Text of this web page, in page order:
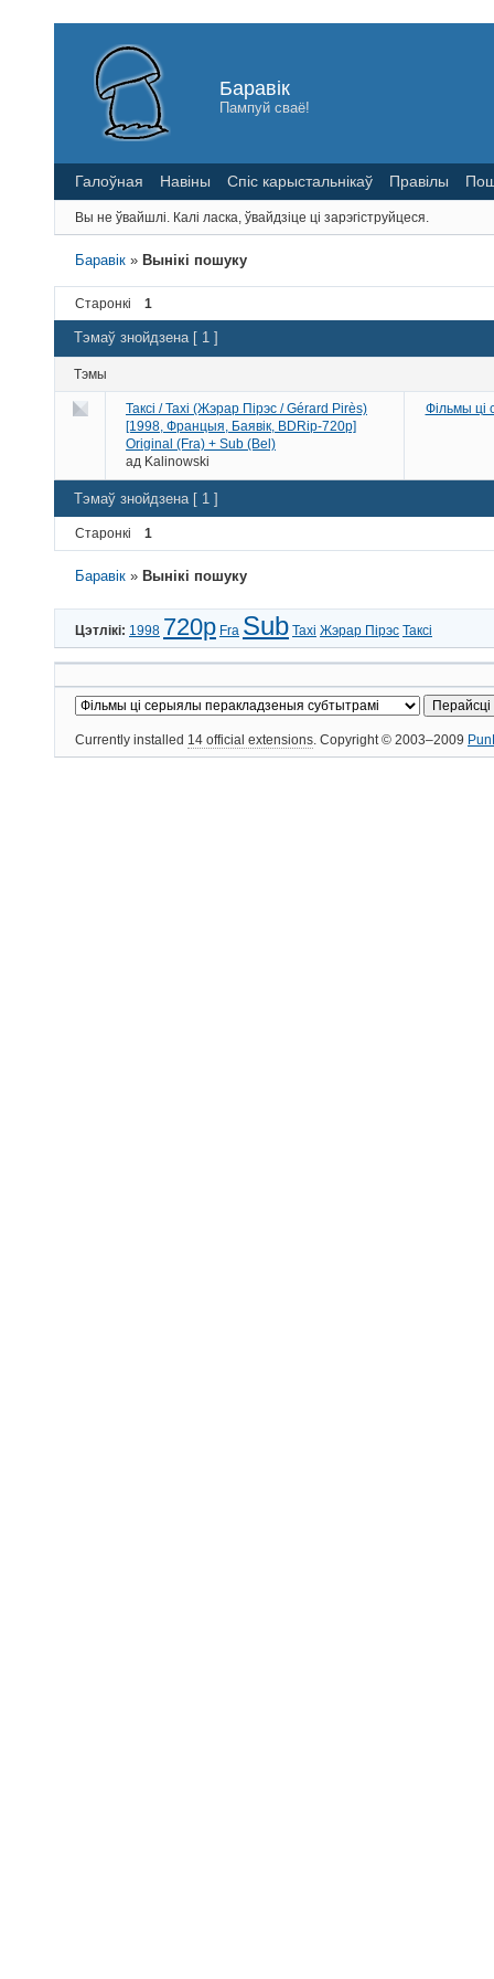
Баравік
Пампуй сваё!
Галоўная Навіны Спіс карыстальнікаў Правілы
Вы не ўвайшлі. Калі ласка, ўвайдзіце ці зарэгіструйцеся.
Баравік » Вынікі пошуку
Старонкі 1
Тэмаў знойдзена [ 1 ]
Тэмы
Таксі / Taxi (Жэрар Пірэс / Gérard Pirès)
[1998, Францыя, Баявік, BDRip-720p]
Original (Fra) + Sub (Bel)
ад Kalinowski
Фільмы ці
Тэмаў знойдзена [ 1 ]
Старонкі 1
Баравік » Вынікі пошуку
Цэтлікі: 1998 720p Fra Sub Taxi Жэрар Пірэс Таксі
Currently installed 14 official extensions. Copyright © 2003–2009